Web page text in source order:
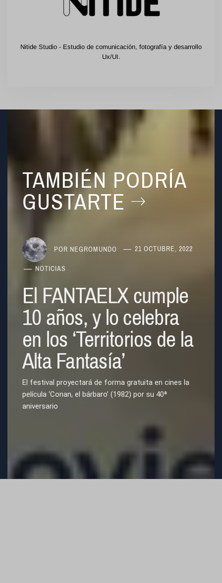
Nitide Studio - Estudio de comunicación, fotografía y desarrollo
Ux/UI.
TAMBIÉN PODRÍA
GUSTARTE
POR NEGROMUNDO 21 OCTUBRE, 2022
NOTICIAS
El FANTAELX cumple
10 años, y lo celebra
en los ‘Territorios de la
Alta Fantasía’
El festival proyectará de forma gratuita en cines la
película ‘Conan, el bárbaro’ (1982) por su 40ª
aniversario